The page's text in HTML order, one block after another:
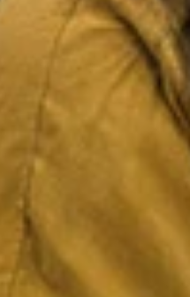
ック界に君臨する女性５人
ック界に君臨する女性５人